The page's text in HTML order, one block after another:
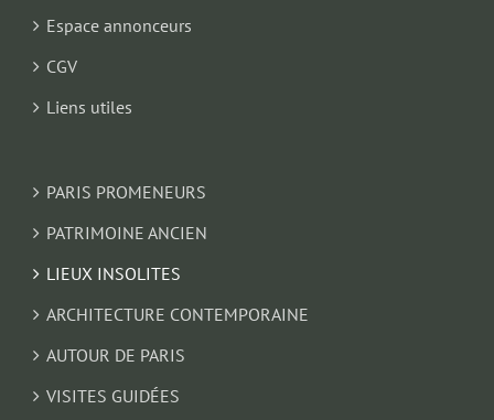
Espace annonceurs
CGV
Liens utiles
PARIS PROMENEURS
PATRIMOINE ANCIEN
LIEUX INSOLITES
ARCHITECTURE CONTEMPORAINE
AUTOUR DE PARIS
VISITES GUIDÉES